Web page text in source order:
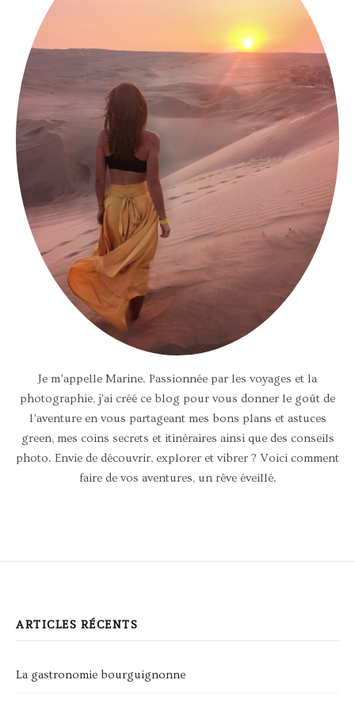
Je m’appelle Marine. Passionnée par les voyages et la
photographie, j'ai créé ce blog pour vous donner le goût de
l’aventure en vous partageant mes bons plans et astuces
green, mes coins secrets et itinéraires ainsi que des conseils
photo. Envie de découvrir, explorer et vibrer ? Voici comment
faire de vos aventures, un rêve éveillé.
ARTICLES RÉCENTS
La gastronomie bourguignonne